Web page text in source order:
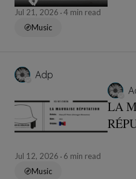
Jul 21, 2026 4 min read
Music
Adp
LA
Jul 12, 2026
6 min read
Music